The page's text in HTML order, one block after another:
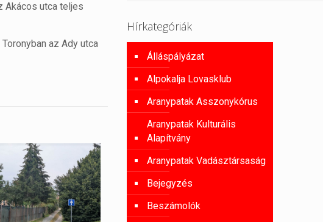
Akácos utca teljes
az Ady utca
Hírkategóriák
Álláspályázat
Alpokalja Lovasklub
Aranypatak Asszonykórus
Aranypatak Kulturális
Alapítvány
Aranypatak Vadásztársaság
Bejegyzés
Beszámolók